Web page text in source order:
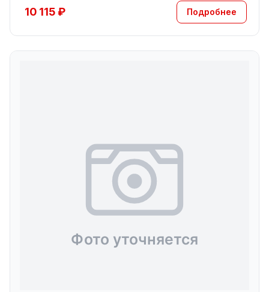
10 115 ₽ Подробнее